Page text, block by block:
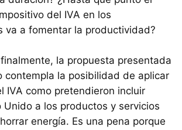
del IVA en los
va a fomentar la productividad?
la propuesta presentada
contempla la posibilidad de aplicar
IVA como pretendieron incluir
Unido a los productos y servicios
energía. Es una pena porque